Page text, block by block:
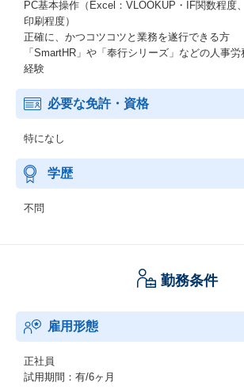
PC基本操作（Excel：VLOOKUP・IF関数程度
印刷程度）
正確に、かつコツコツと業務を遂行できる方
「SmartHR」や「奉行シリーズ」などの人事
経験
必要な免許・資格
特になし
学歴
不問
勤務条件
雇用形態
正社員
試用期間：有/6ヶ月